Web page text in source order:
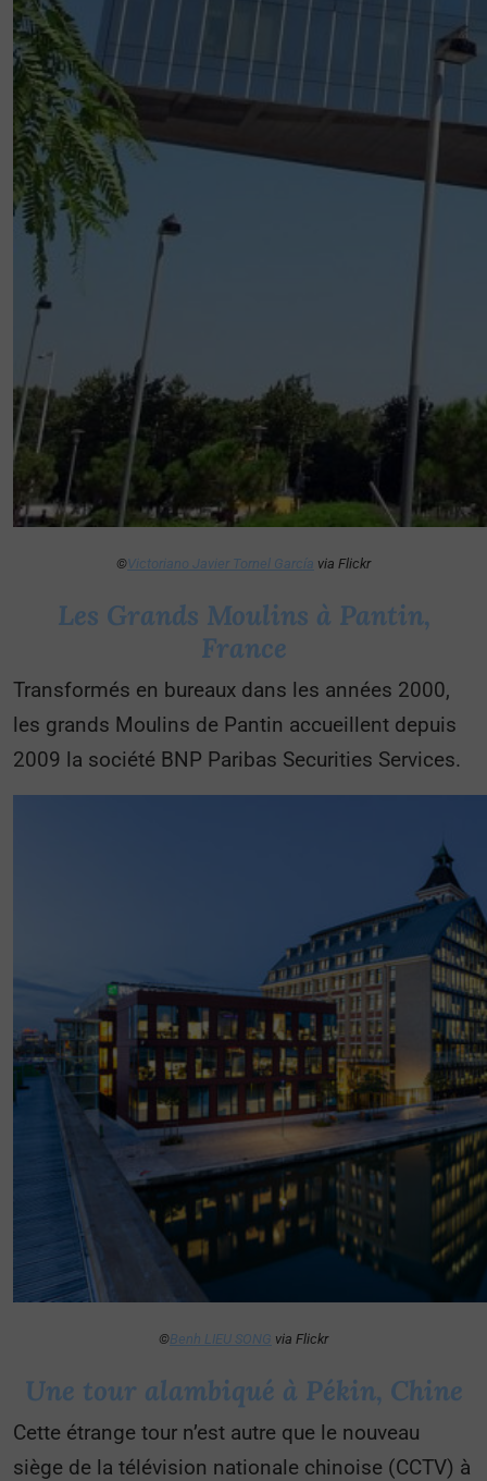
©Victoriano Javier Tornel García via Flickr
Les Grands Moulins à Pantin,
France
Transformés en bureaux dans les années 2000,
les grands Moulins de Pantin accueillent depuis
2009 la société BNP Paribas Securities Services.
©Benh LIEU SONG via Flickr
Une tour alambiqué à Pékin, Chine
Cette étrange tour n’est autre que le nouveau
siège de la télévision nationale chinoise (CCTV) à